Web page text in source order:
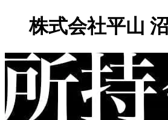
株式会社平山